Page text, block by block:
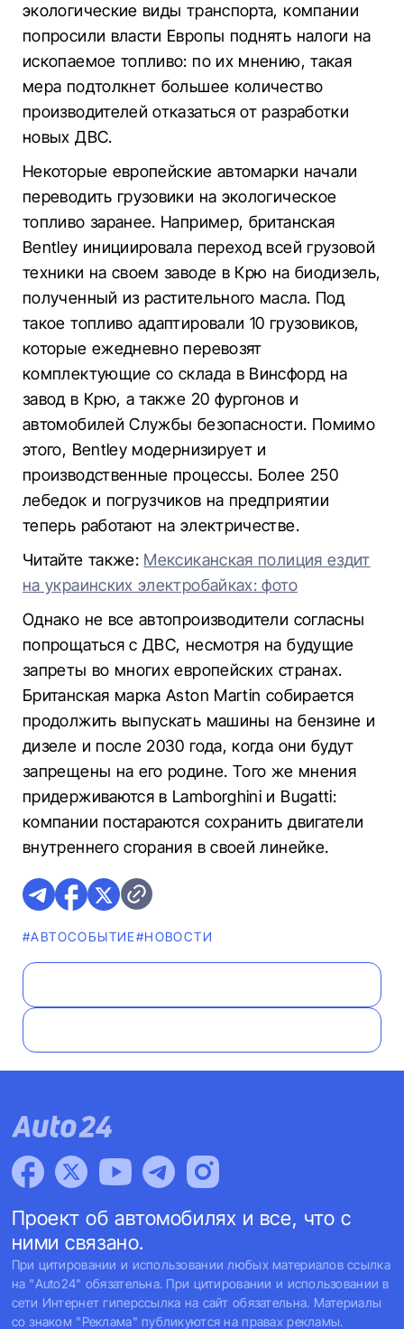
экологические виды транспорта, компании
попросили власти Европы поднять налоги на
ископаемое топливо: по их мнению, такая
мера подтолкнет большее количество
производителей отказаться от разработки
новых ДВС.
Некоторые европейские автомарки начали
переводить грузовики на экологическое
топливо заранее. Например, британская
Bentley инициировала переход всей грузовой
техники на своем заводе в Крю на биодизель,
полученный из растительного масла. Под
такое топливо адаптировали 10 грузовиков,
которые ежедневно перевозят
комплектующие со склада в Винсфорд на
завод в Крю, а также 20 фургонов и
автомобилей Службы безопасности. Помимо
этого, Bentley модернизирует и
производственные процессы. Более 250
лебедок и погрузчиков на предприятии
теперь работают на электричестве.
Читайте также: Мексиканская полиция ездит
на украинских электробайках: фото
Однако не все автопроизводители согласны
попрощаться с ДВС, несмотря на будущие
запреты во многих европейских странах.
Британская марка Aston Martin собирается
продолжить выпускать машины на бензине и
дизеле и после 2030 года, когда они будут
запрещены на его родине. Того же мнения
придерживаются в Lamborghini и Bugatti:
компании постараются сохранить двигатели
внутреннего сгорания в своей линейке.
#АВТОСОБЫТИЕ#НОВОСТИ
Проект об автомобилях и все, что с
ними связано.
При цитировании и использовании любых материалов ссылка
на "Auto24" обязательна. При цитировании и использовании в
сети Интернет гиперссылка на сайт обязательна. Материалы
со знаком "Реклама" публикуются на правах рекламы.